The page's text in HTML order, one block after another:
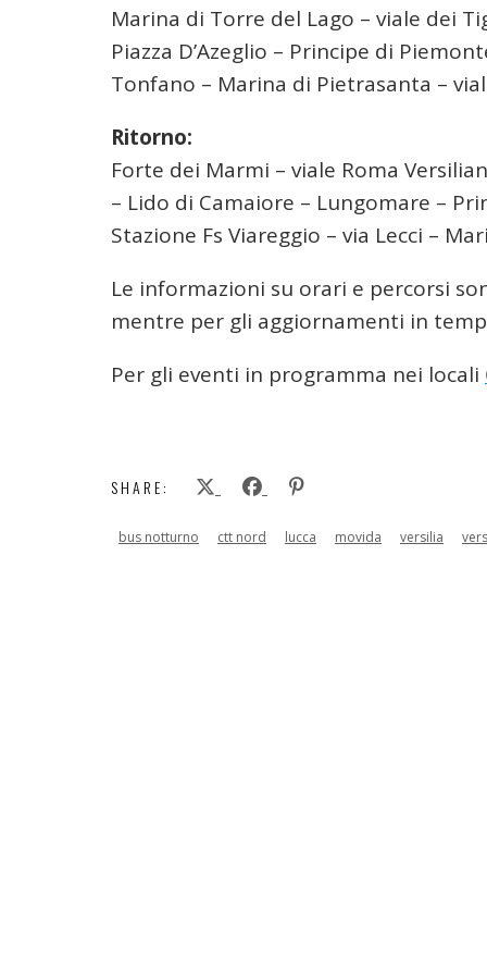
Marina di Torre del Lago – viale dei
Piazza D’Azeglio – Principe di
Tonfano – Marina di Pietrasanta –
Ritorno:
Forte dei Marmi – viale Roma
– Lido di Camaiore – Lungomare –
Stazione Fs Viareggio – via Lecci –
Le informazioni su orari e percorsi
mentre per gli aggiornamenti in
Per gli eventi in programma nei locali
SHARE:
bus notturno ctt nord lucca movida versilia